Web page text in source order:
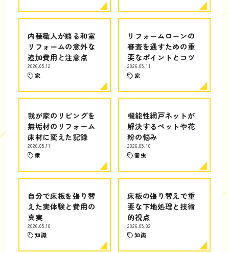
内装職人が語る和室
リフォームの意外な
追加費用と注意点
2026.05.12
家
リフォームローンの
審査を通すための重
要なポイントとコツ
2026.05.11
家
我が家のリビングを
無垢材のリフォーム
床材に変えた記録
2026.05.11
家
機能性網戸ネットが
解決するペットや花
粉の悩み
2026.05.10
害虫
自分で床板を張り替
えた実体験と費用の
真実
2026.05.10
知識
床板の張り替えで重
要な下地処理と技術
的視点
2026.05.02
知識